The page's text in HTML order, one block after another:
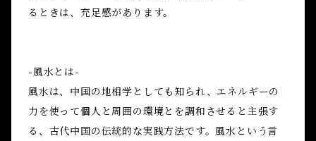
るときは、充足感があります。
-風水とは-
風水は、中国の地相学としても知られ、エネルギーの
力を使って個人と周囲の環境とを調和させると主張す
る、古代中国の伝統的な実践方法です。風水という言